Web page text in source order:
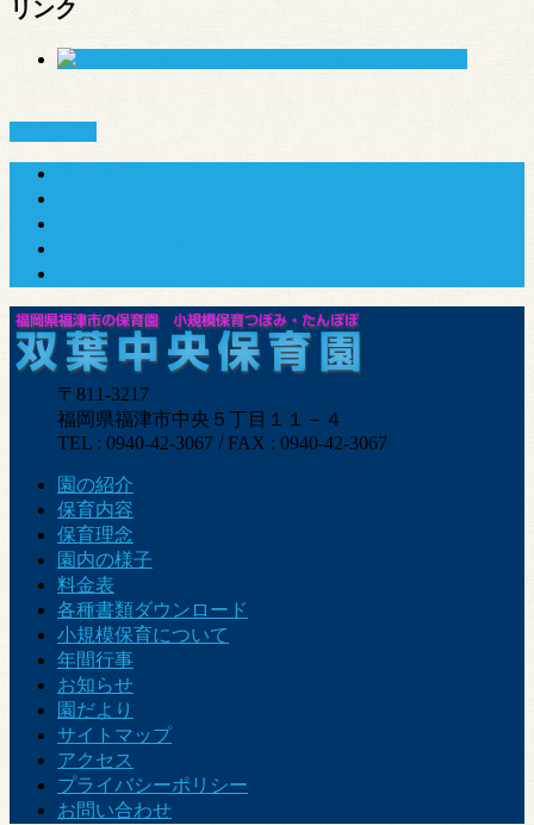
リンク
〒811-3217
福岡県福津市中央５丁目１１－４
TEL : 0940-42-3067 / FAX : 0940-42-3067
園の紹介
保育内容
保育理念
園内の様子
料金表
各種書類ダウンロード
小規模保育について
年間行事
お知らせ
園だより
サイトマップ
アクセス
プライバシーポリシー
お問い合わせ